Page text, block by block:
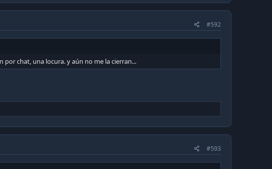
#592
chat, una locura. y aún no me la cierran...
#593